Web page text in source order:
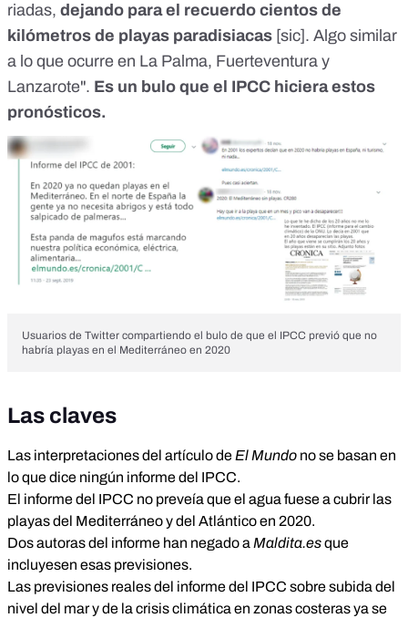
riadas, dejando para el recuerdo cientos de
kilómetros de playas paradisiacas [sic]. Algo similar
a lo que ocurre en La Palma, Fuerteventura y
Lanzarote". Es un bulo que el IPCC hiciera estos
pronósticos.
Usuarios de Twitter compartiendo el bulo de que el IPCC previó que no
habría playas en el Mediterráneo en 2020
Las claves
Las interpretaciones del artículo de El Mundo no se basan en
lo que dice ningún informe del IPCC.
El informe del IPCC no preveía que el agua fuese a cubrir las
playas del Mediterráneo y del Atlántico en 2020.
Dos autoras del informe han negado a Maldita.esque
incluyesen esas previsiones.
Las previsiones reales del informe del IPCC sobre subida del
nivel del mar y de la crisis climática en zonas costeras ya se